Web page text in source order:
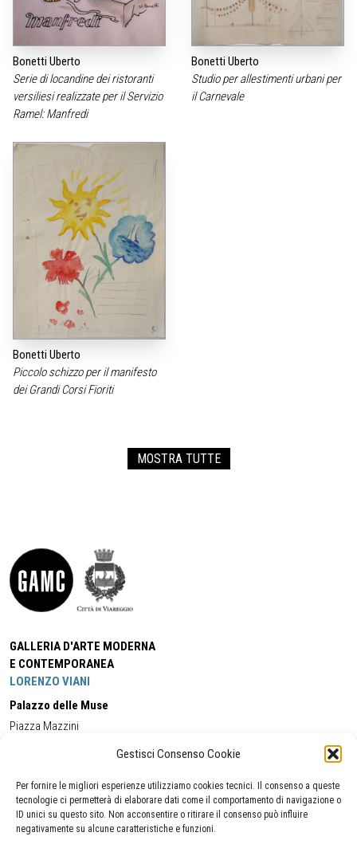
Gestisci Consenso Cookie
Per fornire le migliori esperienze utilizziamo cookies tecnici. Il consenso a queste
tecnologie ci permetterà di elaborare dati come il comportamento di navigazione o
ID unici su questo sito. Non acconsentire o ritirare il consenso può influire
negativamente su alcune caratteristiche e funzioni.
Bonetti Uberto
Serie di locandine dei ristoranti
versiliesi realizzate per il Servizio
Ramel: Manfredi
Bonetti Uberto
Studio per allestimenti urbani per
il Carnevale
Bonetti Uberto
Piccolo schizzo per il manifesto
dei Grandi Corsi Fioriti
MOSTRA TUTTE
GALLERIA D'ARTE MODERNA
E CONTEMPORANEA
LORENZO VIANI
Palazzo delle Muse
Piazza Mazzini
Cell:+39 338 5714978 (orario apertura Galleria)
Tel:
+39 0584 944580
(orario 09.00/13.00)
Email:gamc@comune.viareggio.lu.it